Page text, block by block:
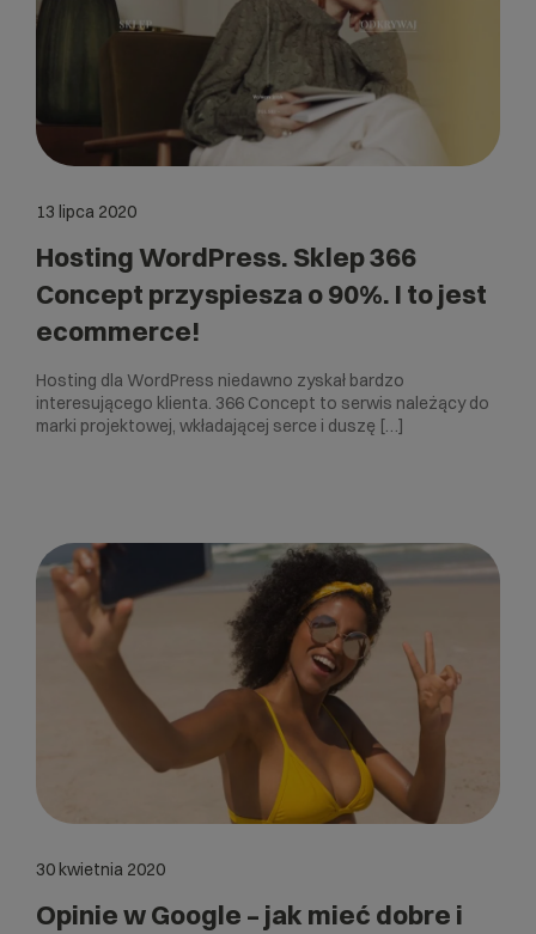
13 lipca 2020
Hosting WordPress. Sklep 366
Concept przyspiesza o 90%. I to jest
ecommerce!
Hosting dla WordPress niedawno zyskał bardzo
interesującego klienta. 366 Concept to serwis należący do
marki projektowej, wkładającej serce i duszę […]
30 kwietnia 2020
Opinie w Google – jak mieć dobre i